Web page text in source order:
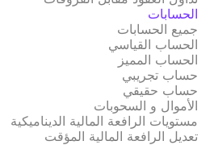
الحسابات
جميع الحسابات
الحساب القياسي
الحساب المميز
حساب تجريبي
حساب حقيقي
الأموال و السحوبات
مستويات الرافعة المالية الديناميكية
تعديل الرافعة المالية المؤقت